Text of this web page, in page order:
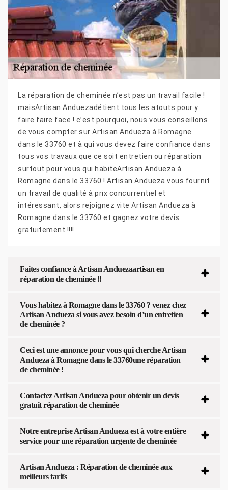
La réparation de cheminée n’est pas un travail facile !
maisArtisan Anduezadétient tous les atouts pour y
faire faire face ! c’est pourquoi, nous vous conseillons
de vous compter sur Artisan Andueza à Romagne
dans le 33760 et à qui vous devez faire confiance dans
tous vos travaux que ce soit entretien ou réparation
surtout pour vous qui habiteArtisan Andueza à
Romagne dans le 33760 ! Artisan Andueza vous fournit
un travail de qualité à prix concurrentiel et
intéressant, alors rejoignez vite Artisan Andueza à
Romagne dans le 33760 et gagnez votre devis
gratuitement !!!!
Faites confiance à Artisan Anduezaartisan en
réparation de cheminée !!
Vous habitez à Romagne dans le 33760 ? venez chez
Artisan Andueza si vous avez besoin d’un entretien
de cheminée ?
Ceci est une annonce pour vous qui cherche Artisan
Andueza à Romagne dans le 33760une réparation
de cheminée !
Contactez Artisan Andueza pour obtenir un devis
gratuit réparation de cheminée
Notre entreprise Artisan Andueza est à votre entière
service pour une réparation urgente de cheminée
Artisan Andueza : Réparation de cheminée aux
meilleurs tarifs